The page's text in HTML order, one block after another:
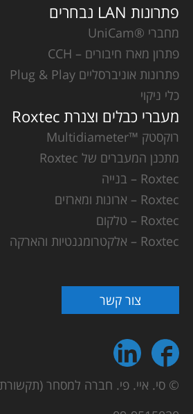
פתרונות LAN נבחרים
מחברי ®UniCam
פתרון מארז חיבורים – CCH
פתרונות אוניברסליים Plug & Play
כלי ניקוי
מעברי כבלים וצנרת Roxtec
רוקסטק ™Multidiameter
מתכנן המעברים של Roxtec
Roxtec – בנייה
Roxtec – ארונות ומארזים
Roxtec – טלקום
Roxtec – אלקטרומגנטיות והארקה
צור קשר
© סי. איי. פי. חברה למסחר